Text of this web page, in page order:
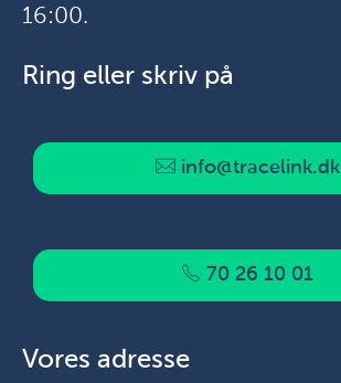
16:00.
Ring eller skriv på
info@tracelink.dk
70 26 10 01
Vores adresse